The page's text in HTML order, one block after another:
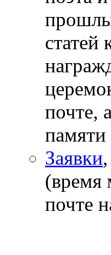
почте,
памяти
Заявки
(время
почте